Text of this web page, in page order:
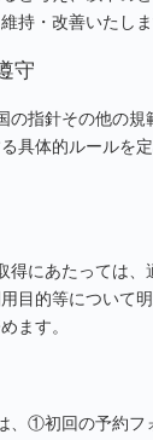
持・改善いたしま
守
の指針その他の規
具体的ルールを
得にあたっては、
目的等について
ます。
、①初回の予約フ